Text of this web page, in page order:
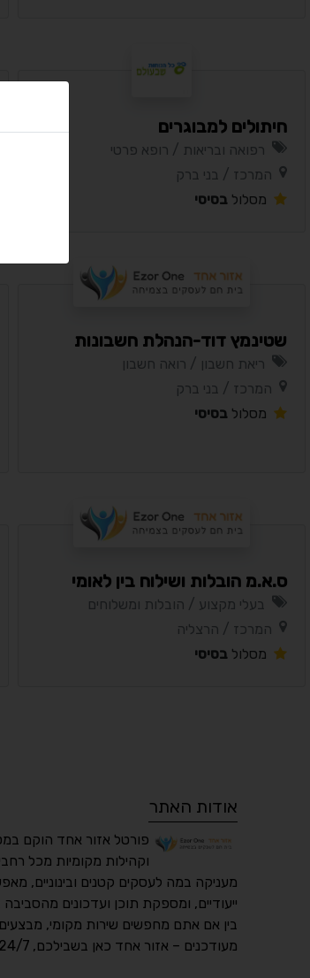
חיתולים למבוגרים
רפואה ובריאות / רופא פרטי
המרכז / בני ברק
מסלול בסיסי
שטינמץ דוד-הנהלת חשבונות
ריאת חשבון / רואה חשבון
המרכז / בני ברק
מסלול בסיסי
ס.א.מ הובלות ושילוח בין לאומי
בעלי מקצוע / הובלות ומשלוחים
המרכז / הרצליה
מסלול בסיסי
אודות האתר
פורטל אזור אחד הוקם
וקהילות מקומיות מכל
מעניקה במה לעסקים קטנים ובינוניים,
ייעודיים, ומספקת תוכן ועדכונים
בין אם אתם מחפשים שירות מקומי,
מעודכנים – אזור אחד כאן בשבילכם, 24/7.